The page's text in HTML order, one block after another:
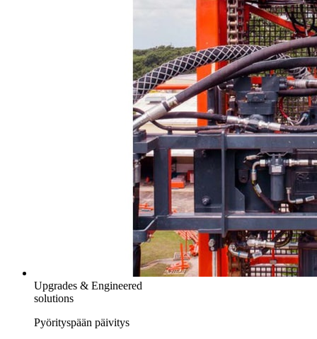
Upgrades & Engineered
solutions
Pyörityspään päivitys